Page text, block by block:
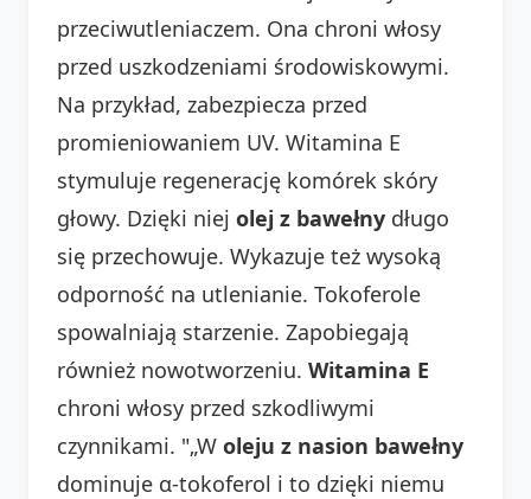
przeciwutleniaczem. Ona chroni włosy
przed uszkodzeniami środowiskowymi.
Na przykład, zabezpiecza przed
promieniowaniem UV. Witamina E
stymuluje regenerację komórek skóry
głowy. Dzięki niej olej z bawełny długo
się przechowuje. Wykazuje też wysoką
odporność na utlenianie. Tokoferole
spowalniają starzenie. Zapobiegają
również nowotworzeniu. Witamina E
chroni włosy przed szkodliwymi
czynnikami. "„W oleju z nasion bawełny
dominuje α-tokoferol i to dzięki niemu